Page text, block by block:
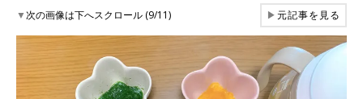
▼次の画像は下へスクロール (9/11) ▶元記事を見る